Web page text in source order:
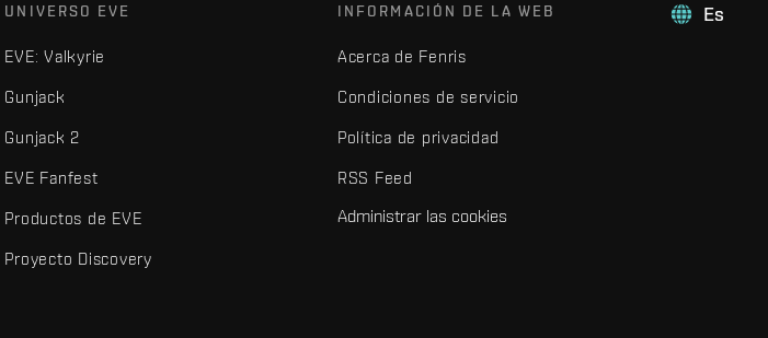
Es
UNIVERSO EVE
EVE: Valkyrie
Gunjack
Gunjack 2
EVE Fanfest
Productos de EVE
Proyecto Discovery
INFORMACIÓN DE LA WEB
Acerca de Fenris
Condiciones de servicio
Política de privacidad
RSS Feed
Administrar las cookies